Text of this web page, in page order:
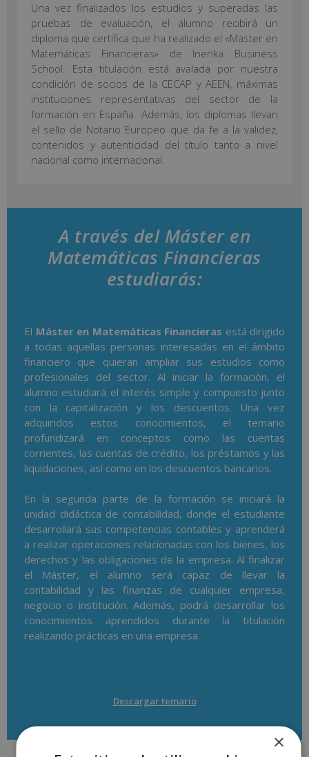
Una vez finalizados los estudios y superadas las
pruebas de evaluación, el alumno recibirá un
diploma que certifica que ha realizado el «Máster en
Matemáticas Financieras» de Inenka Business
School. Esta titulación está avalada por nuestra
condición de socios de la CECAP y AEEN, máximas
instituciones representativas del sector de la
formación en España. Además, los diplomas llevan
el sello de Notario Europeo que da fe a la validez,
contenidos y autenticidad del título tanto a nivel
nacional como internacional.
A través del Máster en
Matemáticas Financieras
estudiarás:
El Máster en Matemáticas Financieras está dirigido
a todas aquellas personas interesadas en el ámbito
financiero que quieran ampliar sus estudios como
profesionales del sector. Al iniciar la formación, el
alumno estudiará el interés simple y compuesto junto
con la capitalización y los descuentos. Una vez
adquiridos estos conocimientos, el temario
profundizará en conceptos como las cuentas
corrientes, las cuentas de crédito, los préstamos y las
liquidaciones, así como en los descuentos bancarios.
En la segunda parte de la formación se iniciará la
unidad didáctica de contabilidad, donde el estudiante
desarrollará sus competencias contables y aprenderá
a realizar operaciones relacionadas con los bienes, los
derechos y las obligaciones de la empresa. Al finalizar
el Máster, el alumno será capaz de llevar la
contabilidad y las finanzas de cualquier empresa,
negocio o institución. Además, podrá desarrollar los
conocimientos aprendidos durante la titulación
realizando prácticas en una empresa.
Descargar temario
×